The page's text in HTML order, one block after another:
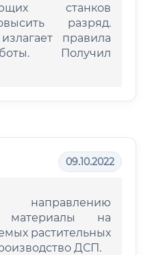
станков
разряд.
правила
Получил
09.10.2022
материалы на
растительных
ДСП.